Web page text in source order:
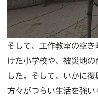
そして、工作教室の空
けた小学校や、被災地
した。そして、いかに
方々がつらい生活を強